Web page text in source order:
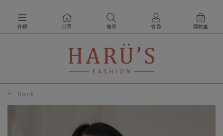
分類 首頁 搜尋 會員 購物車
0
Back